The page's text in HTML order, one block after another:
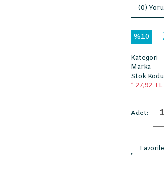
(0)
%10
Kategori
Marka
Stok Kodu
* 27,92
Adet: